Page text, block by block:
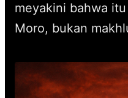
meyakini bahwa
Moro, bukan